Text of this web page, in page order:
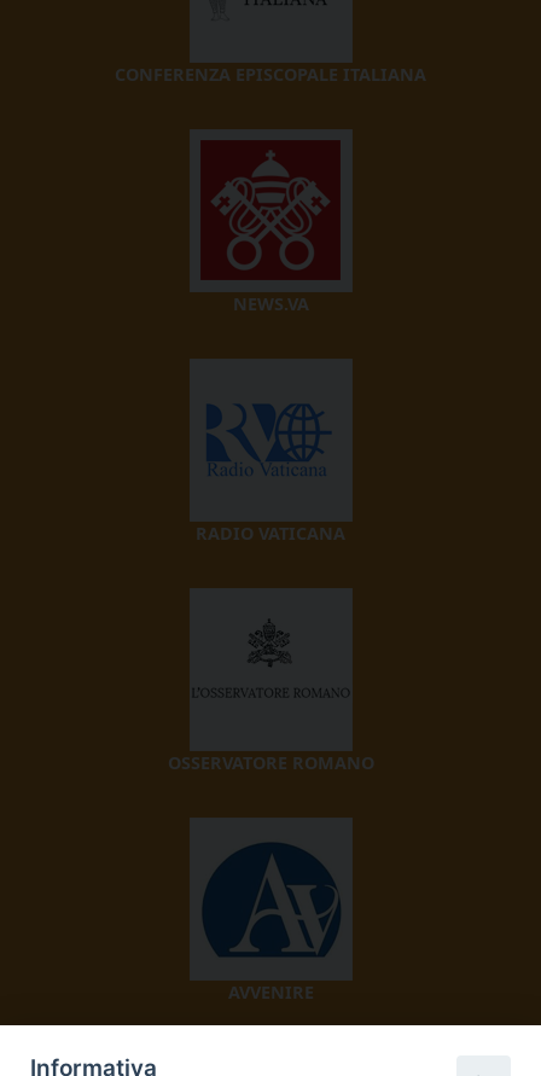
CONFERENZA EPISCOPALE ITALIANA
NEWS.VA
RADIO VATICANA
OSSERVATORE ROMANO
AVVENIRE
Informativa